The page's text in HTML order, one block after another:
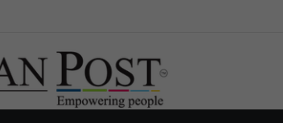
la verdad, el poder y la nueva economía de la droga